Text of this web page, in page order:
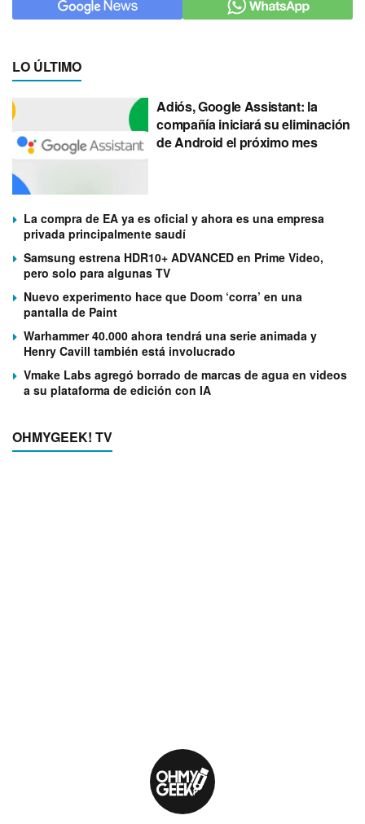
LO ÚLTIMO
Adiós, Google Assistant: la
compañía iniciará su eliminación
de Android el próximo mes
La compra de EA ya es oficial y ahora es una empresa
privada principalmente saudí
Samsung estrena HDR10+ ADVANCED en Prime Video,
pero solo para algunas TV
Nuevo experimento hace que Doom ‘corra’ en una
pantalla de Paint
Warhammer 40.000 ahora tendrá una serie animada y
Henry Cavill también está involucrado
Vmake Labs agregó borrado de marcas de agua en videos
a su plataforma de edición con IA
OHMYGEEK! TV